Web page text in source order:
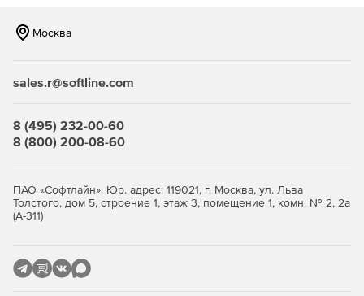
событиями (SIEM), службой поддержки и другими
Москва
sales.r@softline.com
8 (495) 232-00-60
8 (800) 200-08-60
ПАО «Софтлайн». Юр. адрес: 119021, г. Москва, ул. Льва
Толстого, дом 5, строение 1, этаж 3, помещение 1, комн. № 2, 2а
(А-311)